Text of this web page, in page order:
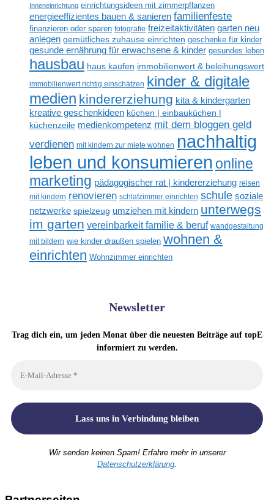
Inneneinrichtung einrichtungsideen mit zimmerpflanzen
energieeffizientes bauen & sanieren familienfeste
finanzieren oder sparen fotografie freizeitaktivitäten garten neu
anlegen gemütliches zuhause einrichten geschenke für kinder
gesunde ernährung für erwachsene & kinder gesundes leben
hausbau haus kaufen immobilienwert & beleihungswert
immobilienwert richtig einschätzen kinder & digitale
medien kindererziehung kita & kindergarten
kreative geschenkideen küchen | einbauküchen |
küchenzeile medienkompetenz mit dem bloggen geld
verdienen mit kindern zur miete wohnen nachhaltig
leben und konsumieren online
marketing pädagogischer rat | kindererziehung reisen
mit kindern renovieren schlafzimmer einrichten schule soziale
netzwerke spielzeug umziehen mit kindern unterwegs
im garten vereinbarkeit familie & beruf wandgestaltung
mit bildern wie kinder draußen spielen wohnen &
einrichten Wohnzimmer einrichten
Newsletter
Trag dich ein, um jeden Monat über die neuesten Beiträge auf topE
informiert zu werden.
Wir senden keinen Spam! Erfahre mehr in unserer
Datenschutzerklärung